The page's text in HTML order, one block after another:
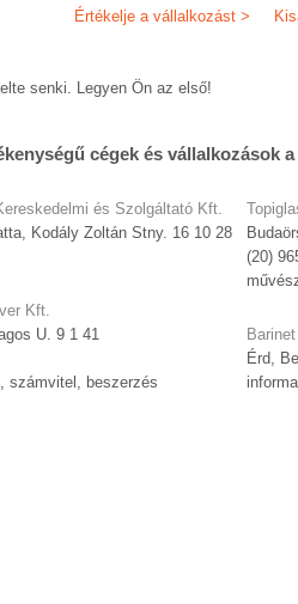
Értékelje a vállalkozást >
senki. Legyen Ön az első!
cégek és vállalkozások
és Szolgáltató Kft.
Kodály Zoltán Stny. 16 10 28
Kft.
U. 9 1 41
számvitel, beszerzés
(20)
Érd,